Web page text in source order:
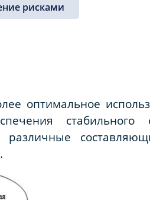
рисками
оптимальное
стабильного